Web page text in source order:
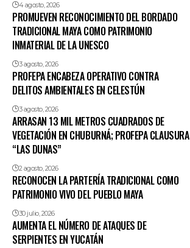
4 agosto, 2026
PROMUEVEN RECONOCIMIENTO DEL BORDADO
TRADICIONAL MAYA COMO PATRIMONIO
INMATERIAL DE LA UNESCO
3 agosto, 2026
PROFEPA ENCABEZA OPERATIVO CONTRA
DELITOS AMBIENTALES EN CELESTÚN
3 agosto, 2026
ARRASAN 13 MIL METROS CUADRADOS DE
VEGETACIÓN EN CHUBURNÁ; PROFEPA CLAUSURA
“LAS DUNAS”
2 agosto, 2026
RECONOCEN LA PARTERÍA TRADICIONAL COMO
PATRIMONIO VIVO DEL PUEBLO MAYA
30 julio, 2026
AUMENTA EL NÚMERO DE ATAQUES DE
SERPIENTES EN YUCATÁN